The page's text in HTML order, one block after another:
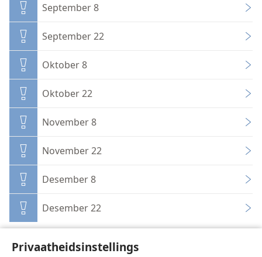
Privaatheidsinstellings
September 8
September 22
Oktober 8
Oktober 22
November 8
November 22
Desember 8
Desember 22